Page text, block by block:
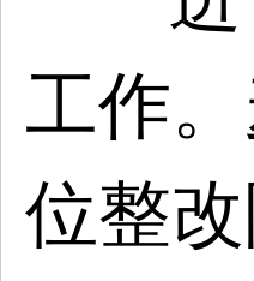
工作。
位整